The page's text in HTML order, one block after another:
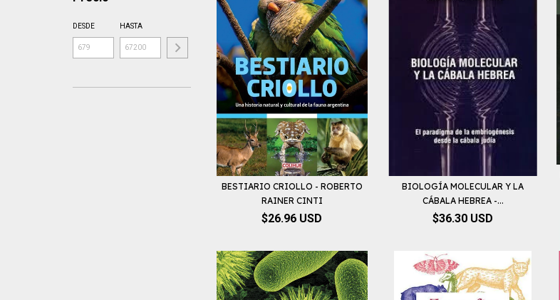
DESDE HASTA
BESTIARIO CRIOLLO - ROBERTO
RAINER CINTI
$26.96 USD
BIOLOGÍA MOLECULAR Y LA
CÁBALA HEBREA -...
$36.30 USD